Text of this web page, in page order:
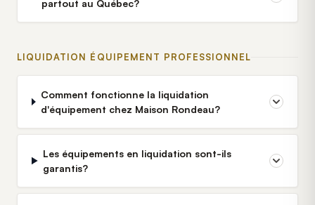
partout au Québec?
LIQUIDATION ÉQUIPEMENT PROFESSIONNEL
Comment fonctionne la liquidation
d'équipement chez Maison Rondeau?
Les équipements en liquidation sont-ils
garantis?